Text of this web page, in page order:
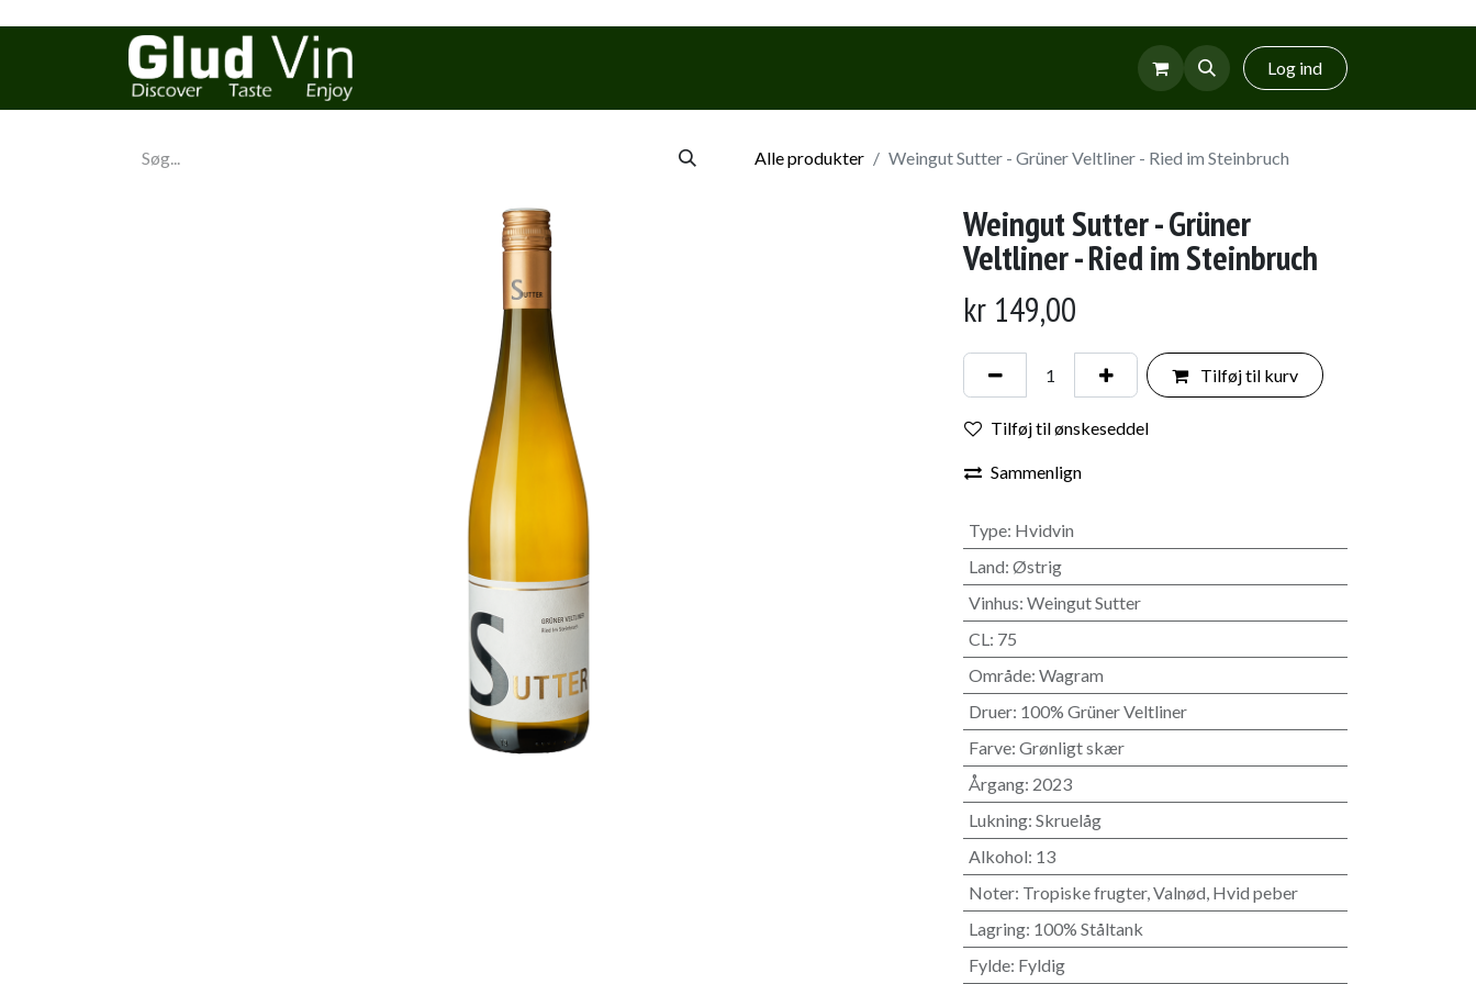
Log ind
Alle produkter Weingut Sutter - Grüner Veltliner - Ried im Steinbruch
Weingut Sutter - Grüner
Veltliner - Ried im Steinbruch
kr 149,00
Tilføj til kurv
Tilføj til ønskeseddel
Sammenlign
Type: Hvidvin
Land: Østrig
Vinhus: Weingut Sutter
CL : 75
Område: Wagram
Druer: 100% Grüner Veltliner
Farve: Grønligt skær
Årgang: 2023
Lukning: Skruelåg
Alkohol: 13
Noter: Tropiske frugter, Valnød Hvid peber
Lagring: 100% Ståltank
Fylde: Fyldig